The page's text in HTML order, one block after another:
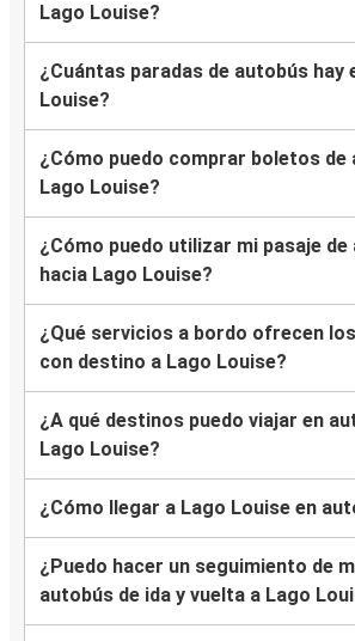
Lago Louise?
¿Cuántas paradas de autobús hay
Louise?
¿Cómo puedo comprar boletos de
Lago Louise?
¿Cómo puedo utilizar mi pasaje de
hacia Lago Louise?
¿Qué servicios a bordo ofrecen
con destino a Lago Louise?
¿A qué destinos puedo viajar en
Lago Louise?
¿Cómo llegar a Lago Louise en
¿Puedo hacer un seguimiento de
autobús de ida y vuelta a Lago